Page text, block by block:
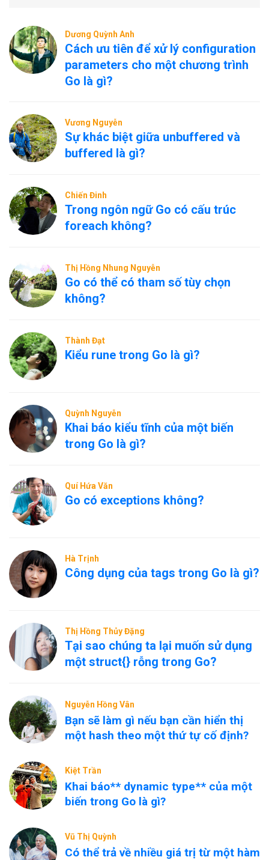
Dương Quỳnh Anh
Cách ưu tiên để xử lý configuration
parameters cho một chương trình
Go là gì?
Vương Nguyễn
Sự khác biệt giữa unbuffered và
buffered là gì?
Chiến Đinh
Trong ngôn ngữ Go có cấu trúc
foreach không?
Thị Hồng Nhung Nguyễn
Go có thể có tham số tùy chọn
không?
Thành Đạt
Kiểu rune trong Go là gì?
Quỳnh Nguyễn
Khai báo kiểu tĩnh của một biến
trong Go là gì?
Quí Hứa Văn
Go có exceptions không?
Hà Trịnh
Công dụng của tags trong Go là gì?
Thị Hồng Thủy Đặng
Tại sao chúng ta lại muốn sử dụng
một struct{} rỗng trong Go?
Nguyễn Hồng Vân
Bạn sẽ làm gì nếu bạn cần hiển thị
một hash theo một thứ tự cố định?
Kiệt Trần
Khai báo** dynamic type** của một
biến trong Go là gì?
Vũ Thị Quỳnh
Có thể trả về nhiều giá trị từ một hàm